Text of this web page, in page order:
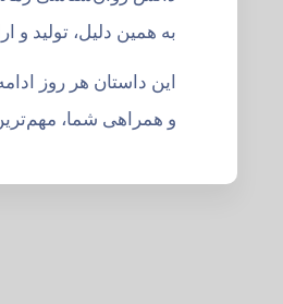
به همین دلیل، تولید و
این داستان هر روز
و همراهی شما،